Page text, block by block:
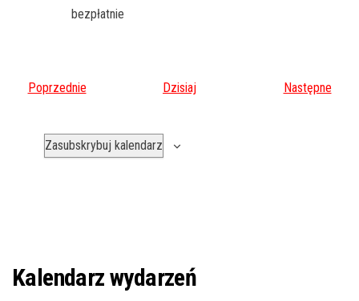
bezpłatnie
PoprzednieW
d
a
a
Dzisiaj NastępneW
Zasubskrybuj kalendarz
Kalendarz wydarzeń